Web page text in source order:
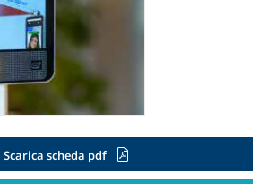
Scarica scheda pdf